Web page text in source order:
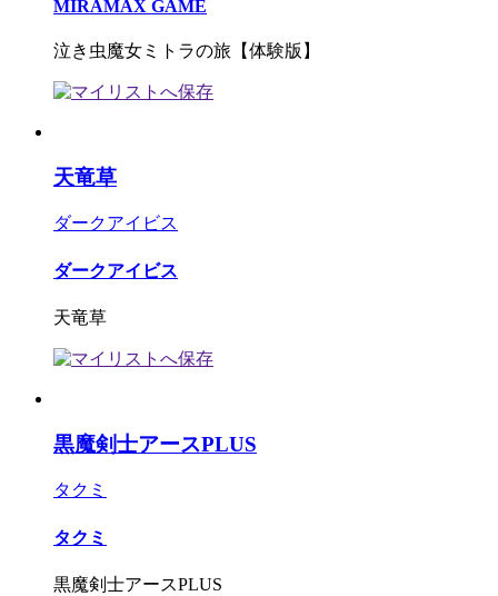
MIRAMAX GAME
泣き虫魔女ミトラの旅【体験版】
天竜草
ダークアイビス
ダークアイビス
天竜草
黒魔剣士アースPLUS
タクミ
タクミ
黒魔剣士アースPLUS